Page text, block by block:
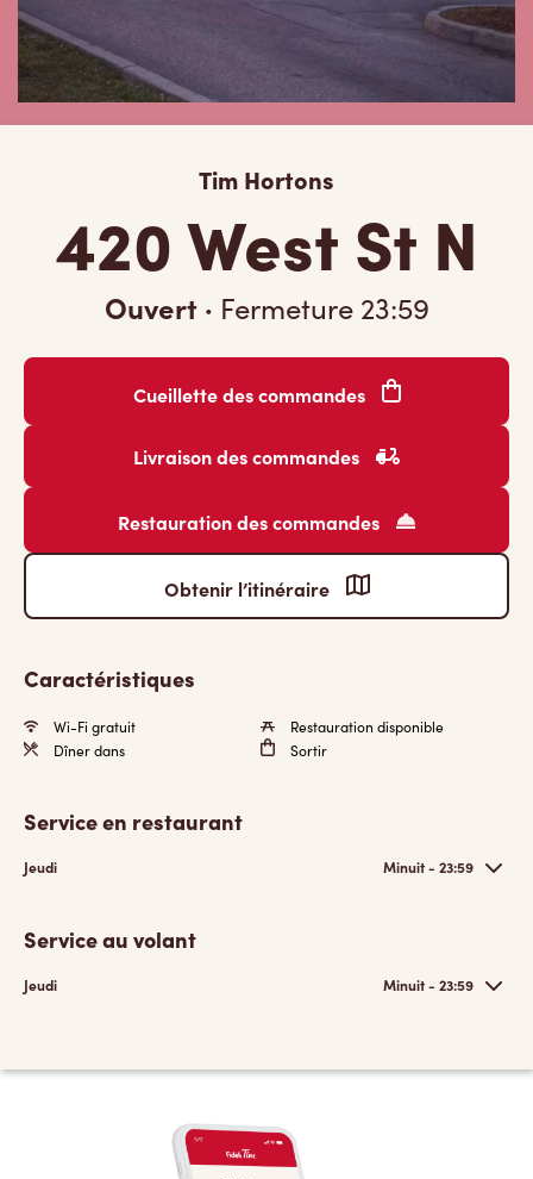
Tim Hortons
420 West St N
Ouvert · Fermeture 23:59
Cueillette des commandes
Livraison des commandes
Restauration des commandes
Obtenir l’itinéraire
Caractéristiques
Wi-Fi gratuit
Restauration disponible
Dîner dans
Sortir
Service en restaurant
Jeudi Minuit - 23:59
Service au volant
Jeudi Minuit - 23:59